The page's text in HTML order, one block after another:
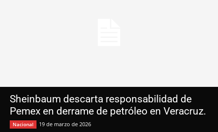
Sheinbaum descarta responsabilidad de
Pemex en derrame de petróleo en Veracruz.
Nacional 19 de marzo de 2026